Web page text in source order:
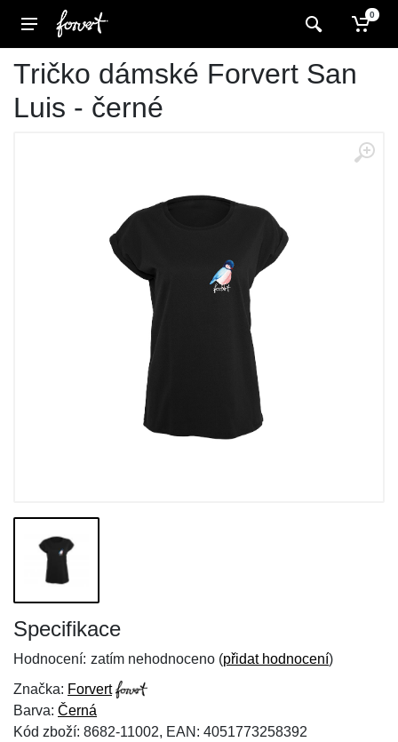
0
Tričko dámské Forvert San
Luis - černé
Specifikace
Hodnocení: zatím nehodnoceno (přidat hodnocení)
Značka: Forvert
Barva: Černá
Kód zboží: 8682-11002, EAN: 4051773258392